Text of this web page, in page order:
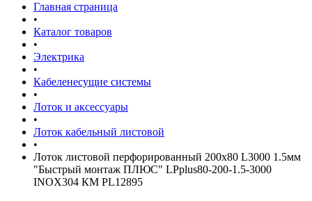
Главная страница
•
Каталог товаров
•
Электрика
•
Кабеленесущие системы
•
Лоток и аксессуары
•
Лоток кабельный листовой
•
Лоток листовой перфорированный 200х80 L3000 1.5мм
"Быстрый монтаж ПЛЮС" LPplus80-200-1.5-3000
INOX304 КМ PL12895